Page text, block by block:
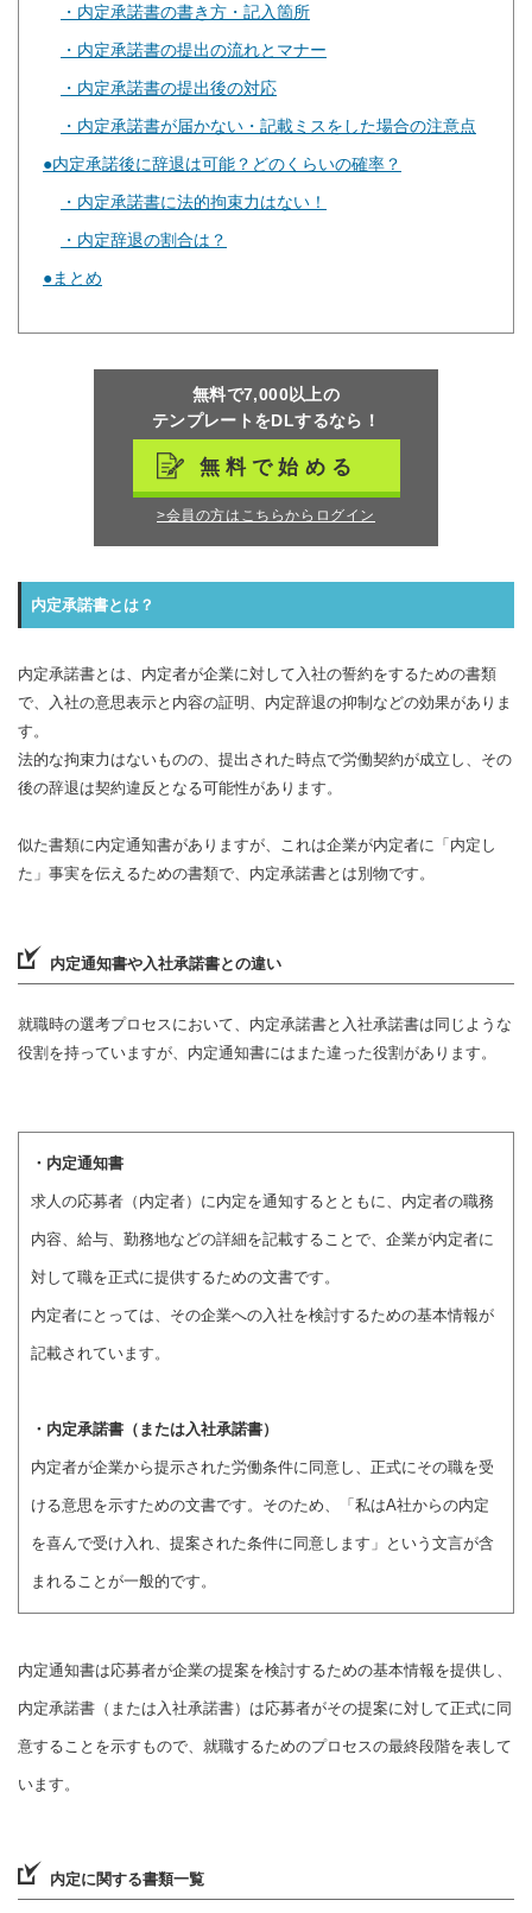
内定承諾書の書き方・記入箇所
内定承諾書の提出の流れとマナー
内定承諾書の提出後の対応
内定承諾書が届かない・記載ミスをした場合の注意点
内定承諾後に辞退は可能？どのくらいの確率？
内定承諾書に法的拘束力はない！
内定辞退の割合は？
まとめ
無料で7,000以上の
テンプレートをDLするなら！
無料で始める
>会員の方はこちらからログイン
内定承諾書とは？
内定承諾書とは、内定者が企業に対して入社の誓約をするための書類
で、入社の意思表示と内容の証明、内定辞退の抑制などの効果がありま
す。
法的な拘束力はないものの、提出された時点で労働契約が成立し、その
後の辞退は契約違反となる可能性があります。
似た書類に内定通知書がありますが、これは企業が内定者に「内定し
た」事実を伝えるための書類で、内定承諾書とは別物です。
内定通知書や入社承諾書との違い
就職時の選考プロセスにおいて、内定承諾書と入社承諾書は同じような
役割を持っていますが、内定通知書にはまた違った役割があります。
・内定通知書
求人の応募者（内定者）に内定を通知するとともに、内定者の職務
内容、給与、勤務地などの詳細を記載することで、企業が内定者に
対して職を正式に提供するための文書です。
内定者にとっては、その企業への入社を検討するための基本情報が
記載されています。
・内定承諾書（または入社承諾書）
内定者が企業から提示された労働条件に同意し、正式にその職を受
ける意思を示すための文書です。そのため、「私はA社からの内定
を喜んで受け入れ、提案された条件に同意します」という文言が含
まれることが一般的です。
内定通知書は応募者が企業の提案を検討するための基本情報を提供し、
内定承諾書（または入社承諾書）は応募者がその提案に対して正式に同
意することを示すもので、就職するためのプロセスの最終段階を表して
います。
内定に関する書類一覧